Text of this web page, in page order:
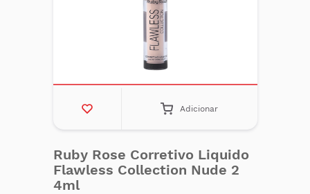
Adicionar
Ruby Rose Corretivo Liquido
Flawless Collection Nude 2
4ml